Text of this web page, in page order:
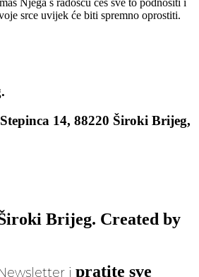
srce uvijek će biti spremno oprostiti.
14, 88220 Široki Brijeg,
Brijeg. Created by
i pratite sve